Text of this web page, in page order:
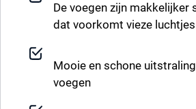
De voegen zijn makkelijker
dat voorkomt vieze luchtjes
Mooie en schone
voegen